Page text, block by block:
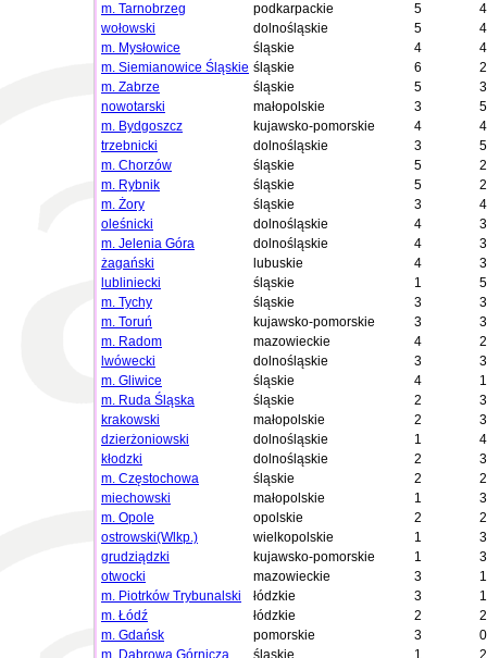
m. Tarnobrzeg
podkarpackie 5
4
wołowski
dolnośląskie 5
4
m. Mysłowice
śląskie 4
4
m. Siemianowice Śląskie śląskie 6
2
m. Zabrze
śląskie 5
3
nowotarski
małopolskie 3
5
m. Bydgoszcz
kujawsko-pomorskie 4
4
trzebnicki
dolnośląskie 3
5
m. Chorzów
śląskie 5
2
m. Rybnik
śląskie 5
2
m. Żory
śląskie 3
4
oleśnicki
dolnośląskie 4
3
m. Jelenia Góra
dolnośląskie 4
3
żagański
lubuskie 4
3
lubliniecki
śląskie 1
5
m. Tychy
śląskie 3
3
m. Toruń
kujawsko-pomorskie 3
3
m. Radom
mazowieckie 4
2
lwówecki
dolnośląskie 3
3
m. Gliwice
śląskie 4
1
m. Ruda Śląska
śląskie 2
3
krakowski
małopolskie 2
3
dzierżoniowski
dolnośląskie 1
4
kłodzki
dolnośląskie 2
3
m. Częstochowa
śląskie 2
2
miechowski
małopolskie 1
3
m. Opole
opolskie 2
2
ostrowski(Wlkp.)
wielkopolskie 1
3
grudziądzki
kujawsko-pomorskie 1
3
otwocki
mazowieckie 3
1
m. Piotrków Trybunalski
łódzkie 3
1
m. Łódź
łódzkie 2
2
m. Gdańsk
pomorskie 3
0
m. Dąbrowa Górnicza
śląskie 1
2